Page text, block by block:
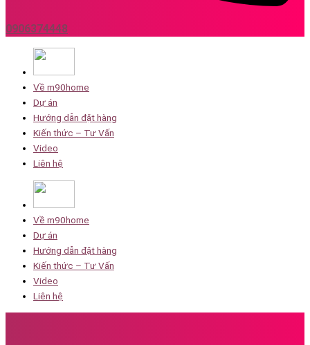
0906374448
Về m90home
Dự án
Hướng dẫn đặt hàng
Kiến thức – Tư Vấn
Video
Liên hệ
Về m90home
Dự án
Hướng dẫn đặt hàng
Kiến thức – Tư Vấn
Video
Liên hệ